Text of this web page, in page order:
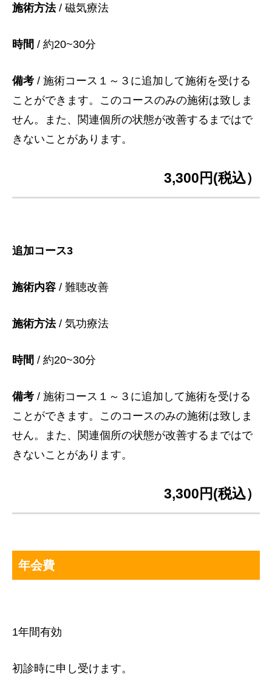
施術方法/ 磁気療法
時間 / 約20~30分
備考 / 施術コース１～３に追加して施術を受ける
ことができます。このコースのみの施術は致しま
せん。また、関連個所の状態が改善するまではで
きないことがあります。
3,300円(税込）
追加コース3
施術内容 / 難聴改善
施術方法/ 気功療法
時間 / 約20~30分
備考 / 施術コース１～３に追加して施術を受ける
ことができます。このコースのみの施術は致しま
せん。また、関連個所の状態が改善するまではで
きないことがあります。
3,300円(税込）
年会費
1年間有効
初診時に申し受けます。